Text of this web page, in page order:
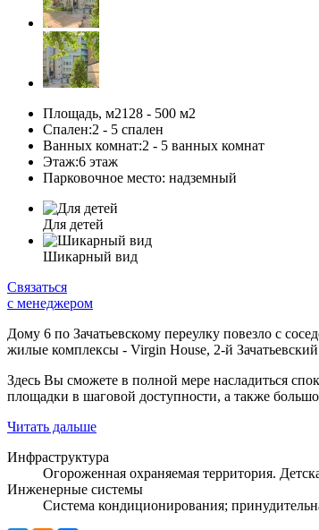
Площадь, м2128 - 500 м2
Спален:2 - 5 спален
Ванных комнат:2 - 5 ванных комнат
Этаж:6 этаж
Парковочное место: надземный
Для детей
Шикарный вид
Связаться
с менеджером
Дому 6 по Зачатьевскому переулку повезло с
жилые комплексы - Virgin House, 2-й
Здесь Вы сможете в полной мере насладиться
площадки в шаговой доступности, а также
Читать дальше
Инфраструктура
Огороженная охраняемая территория.
Инженерные системы
Система кондиционирования;